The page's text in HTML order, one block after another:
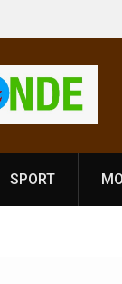
culturel
SPORT